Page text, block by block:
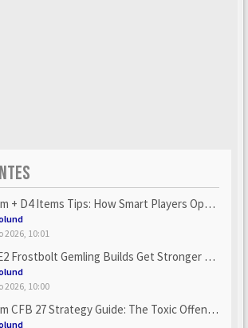
D4 Items Tips: How Smart Players Optimize Gear, Build...
2026, 10:01
Frostbolt Gemling Builds Get Stronger With u4gm’s Ice C...
2026, 10:00
27 Strategy Guide: The Toxic Offensive Scheme Your ...